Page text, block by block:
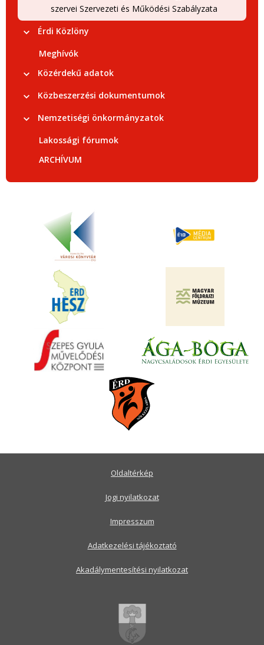
szervei Szervezeti és Működési Szabályzata
Érdi Közlöny
Meghívók
Közérdekű adatok
Közbeszerzési dokumentumok
Nemzetiségi önkormányzatok
Lakossági fórumok
ARCHÍVUM
Oldaltérkép
Jogi nyilatkozat
Impresszum
Adatkezelési tájékoztató
Akadálymentesítési nyilatkozat